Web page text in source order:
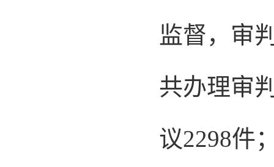
监督，审
共办理审
议2298件